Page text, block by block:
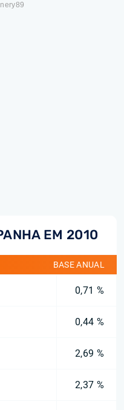
EM 2010
BASE ANUAL
0,71 %
0,44 %
2,69 %
2,37 %